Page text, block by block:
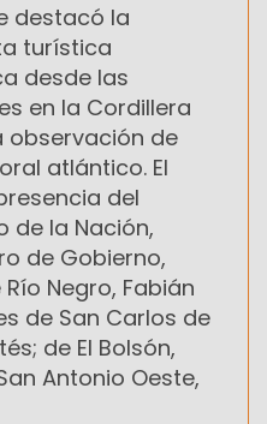
destacó la
turística
desde las
en la Cordillera
observación de
atlántico. El
del
de la Nación,
de Gobierno,
Negro, Fabián
de San Carlos de
de El Bolsón,
Antonio Oeste,